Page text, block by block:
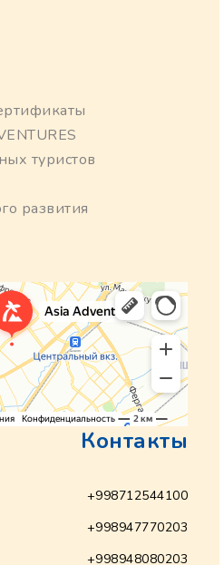
туристов
развития
Контакты
+998712544100
+998947770203
+998948080203